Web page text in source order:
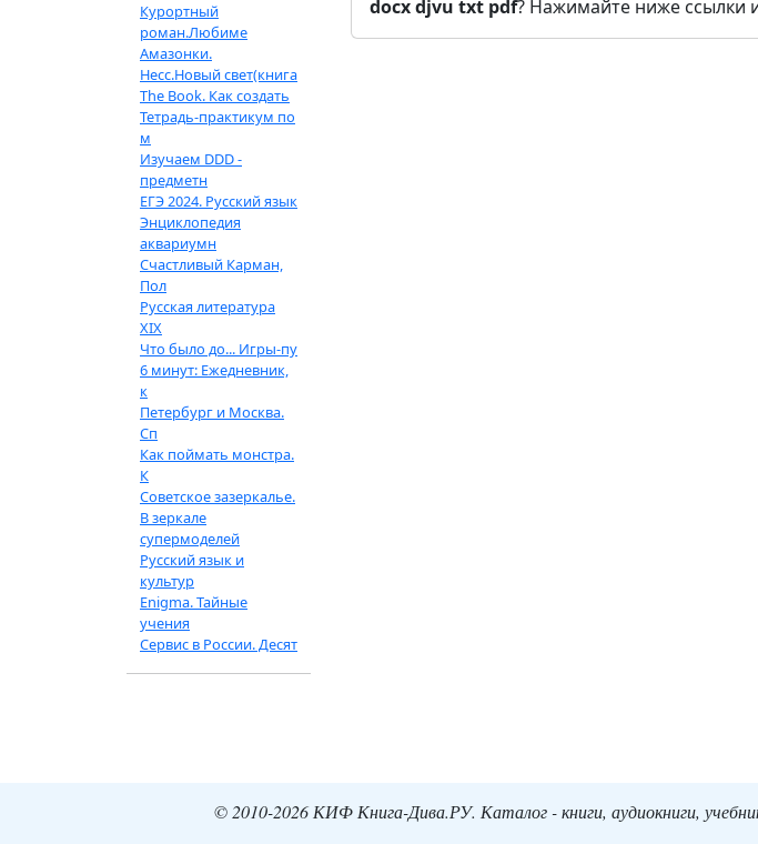
Курортный
роман.Любиме
Амазонки.
Несс.Новый свет(книга
The Book. Как создать
Тетрадь-практикум по
м
Изучаем DDD -
предметн
ЕГЭ 2024. Русский язык
Энциклопедия
аквариумн
Счастливый Карман,
Пол
Русская литература
XIX
Что было до... Игры-пу
6 минут: Ежедневник,
к
Петербург и Москва.
Сп
Как поймать монстра.
К
Советское зазеркалье.
В зеркале
супермоделей
Русский язык и
культур
Enigma. Тайные
учения
Сервис в России. Десят
docxdjvu txt pdf? Нажимайте ниже ссылки
© 2010-2026 КИФ Книга-Дива.РУ. Каталог - книги, аудиокниги,